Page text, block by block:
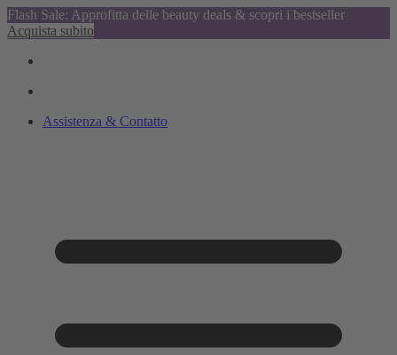
Flash Sale: Approfitta delle beauty deals & scopri i bestseller
Acquista subito
Assistenza & Contatto